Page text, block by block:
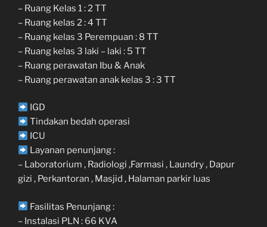
– Ruang Kelas 1 : 2 TT
– Ruang kelas 2 : 4 TT
– Ruang kelas 3 Perempuan : 8 TT
– Ruang kelas 3 laki – laki : 5 TT
– Ruang perawatan Ibu & Anak
– Ruang perawatan anak kelas 3 : 3 TT
IGD
Tindakan bedah operasi
ICU
Layanan penunjang :
– Laboratorium , Radiologi ,Farmasi , Laundry , Dapur
gizi , Perkantoran , Masjid , Halaman parkir luas
Fasilitas Penunjang :
– Instalasi PLN : 66 KVA